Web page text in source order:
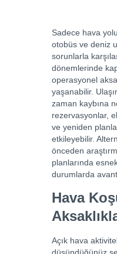
Sadece hava
otobüs ve deniz
sorunlarla
dönemlerinde
operasyonel
yaşanabilir.
zaman kaybına
rezervasyonlar,
ve yeniden
etkileyebilir.
önceden
planlarında
durumlarda
Hava
Açık hava
düşündüğünüz